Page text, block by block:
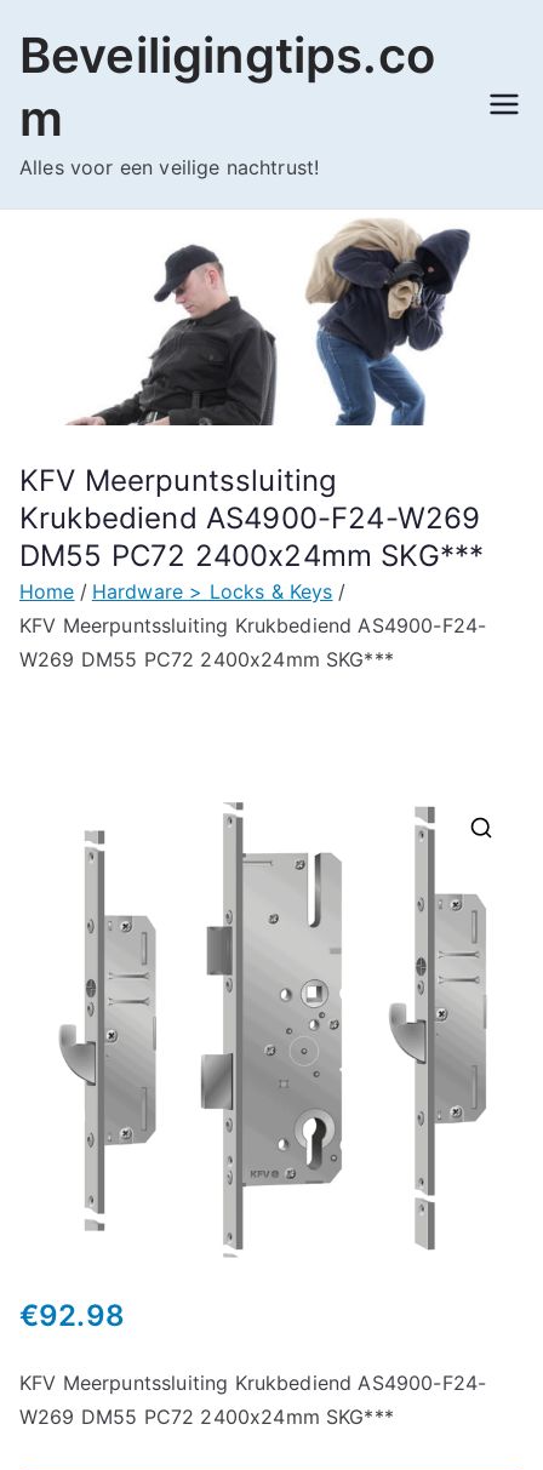
naar
inhoud
Beveiligingtips.co
m
Alles voor een veilige nachtrust!
KFV Meerpuntssluiting
Krukbediend AS4900-F24-W269
DM55 PC72 2400x24mm SKG***
Home
Hardware > Locks & Keys
KFV Meerpuntssluiting Krukbediend AS4900-F24-
W269 DM55 PC72 2400x24mm SKG***
€92.98
KFV Meerpuntssluiting Krukbediend AS4900-F24-
W269 DM55 PC72 2400x24mm SKG***